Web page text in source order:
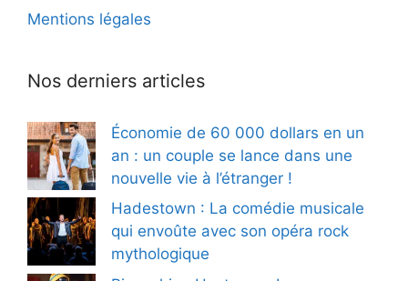
Mentions légales
Nos derniers articles
Économie de 60 000 dollars en un
an : un couple se lance dans une
nouvelle vie à l’étranger !
Hadestown : La comédie musicale
qui envoûte avec son opéra rock
mythologique